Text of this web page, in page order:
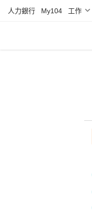
人力銀行 My104 工作